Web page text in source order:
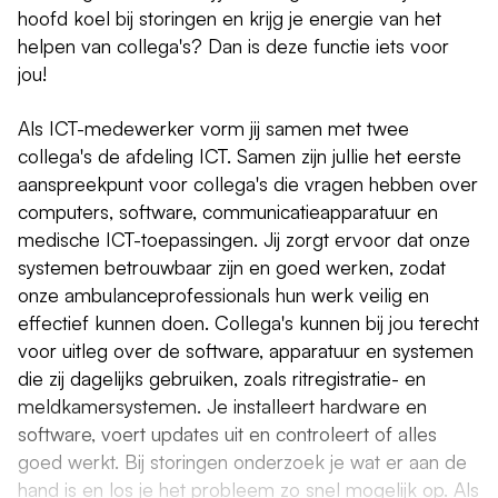
hoofd koel bij storingen en krijg je energie van het
helpen van collega's? Dan is deze functie iets voor
jou!
Als ICT-medewerker vorm jij samen met twee
collega's de afdeling ICT. Samen zijn jullie het eerste
aanspreekpunt voor collega's die vragen hebben over
computers, software, communicatieapparatuur en
medische ICT-toepassingen. Jij zorgt ervoor dat onze
systemen betrouwbaar zijn en goed werken, zodat
onze ambulanceprofessionals hun werk veilig en
effectief kunnen doen. Collega's kunnen bij jou terecht
voor uitleg over de software, apparatuur en systemen
die zij dagelijks gebruiken, zoals ritregistratie- en
meldkamersystemen. Je installeert hardware en
software, voert updates uit en controleert of alles
goed werkt. Bij storingen onderzoek je wat er aan de
hand is en los je het probleem zo snel mogelijk op. Als